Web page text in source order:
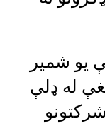
یو شمیر
له ډلې